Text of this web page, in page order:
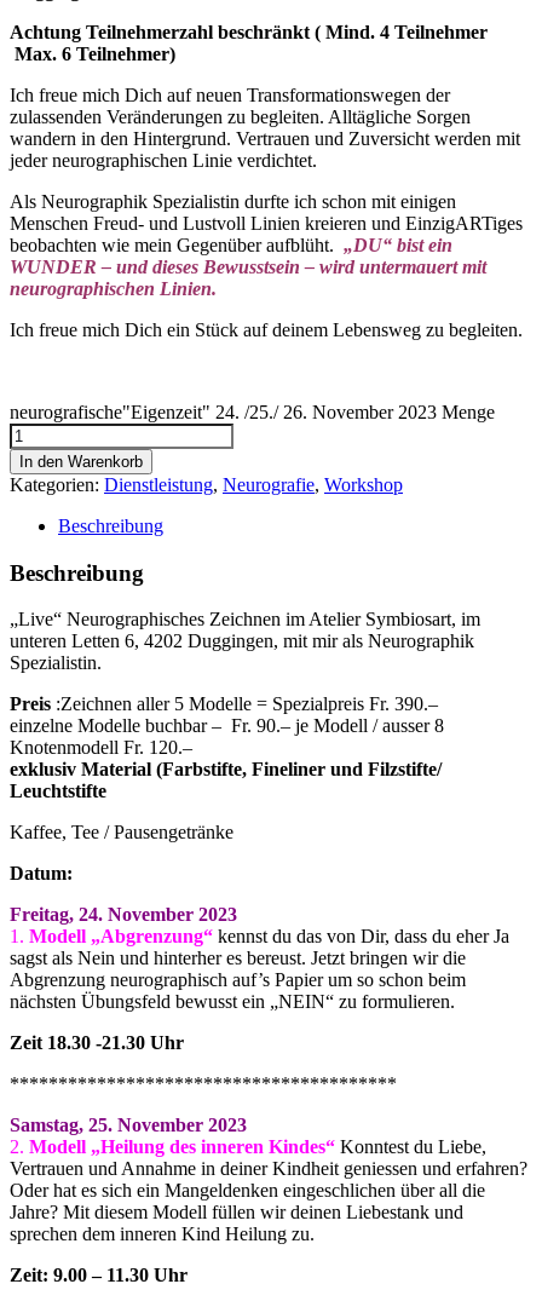
Achtung Teilnehmerzahl beschränkt ( Mind. 4 Teilnehmer
Max. 6 Teilnehmer)
Ich freue mich Dich auf neuen Transformationswegen der
zulassenden Veränderungen zu begleiten. Alltägliche Sorgen
wandern in den Hintergrund. Vertrauen und Zuversicht werden mit
jeder neurographischen Linie verdichtet.
Als Neurographik Spezialistin durfte ich schon mit einigen
Menschen Freud- und Lustvoll Linien kreieren und EinzigARTiges
beobachten wie mein Gegenüber aufblüht. „DU“ bist ein
WUNDER – und dieses Bewusstsein – wird untermauert mit
neurographischen Linien.
Ich freue mich Dich ein Stück auf deinem Lebensweg zu begleiten.
neurografische"Eigenzeit" 24. /25./ 26. November 2023 Menge
In den Warenkorb
Kategorien: Dienstleistung, Neurografie, Workshop
Beschreibung
Beschreibung
„Live“ Neurographisches Zeichnen im Atelier Symbiosart, im
unteren Letten 6, 4202 Duggingen, mit mir als Neurographik
Spezialistin.
Preis :Zeichnen aller 5 Modelle = Spezialpreis Fr. 390.–
einzelne Modelle buchbar – Fr. 90.– je Modell / ausser 8
Knotenmodell Fr. 120.–
exklusiv Material (Farbstifte, Fineliner und Filzstifte/
Leuchtstifte
Kaffee, Tee / Pausengetränke
Datum:
Freitag, 24. November 2023
1 . Modell „Abgrenzung“ kennst du das von Dir, dass du eher Ja
sagst als Nein und hinterher es bereust. Jetzt bringen wir die
Abgrenzung neurographisch auf’s Papier um so schon beim
nächsten Übungsfeld bewusst ein „NEIN“ zu formulieren.
Zeit 18.30 -21.30 Uhr
****************************************
Samstag, 25. November 2023
2. Modell „Heilung des inneren Kindes“ Konntest du Liebe,
Vertrauen und Annahme in deiner Kindheit geniessen und erfahren?
Oder hat es sich ein Mangeldenken eingeschlichen über all die
Jahre? Mit diesem Modell füllen wir deinen Liebestank und
sprechen dem inneren Kind Heilung zu.
Zeit: 9.00 – 11.30 Uhr